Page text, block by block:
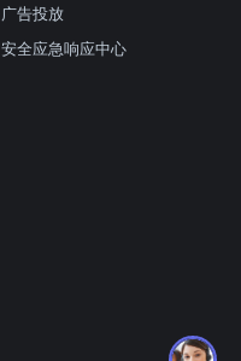
广告投放
安全应急响应中心